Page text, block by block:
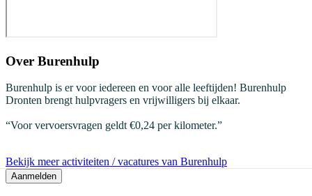
Over Burenhulp
Burenhulp is er voor iedereen en voor alle leeftijden! Burenhulp
Dronten brengt hulpvragers en vrijwilligers bij elkaar.
“Voor vervoersvragen geldt €0,24 per kilometer.”
Bekijk meer activiteiten / vacatures van Burenhulp
Aanmelden